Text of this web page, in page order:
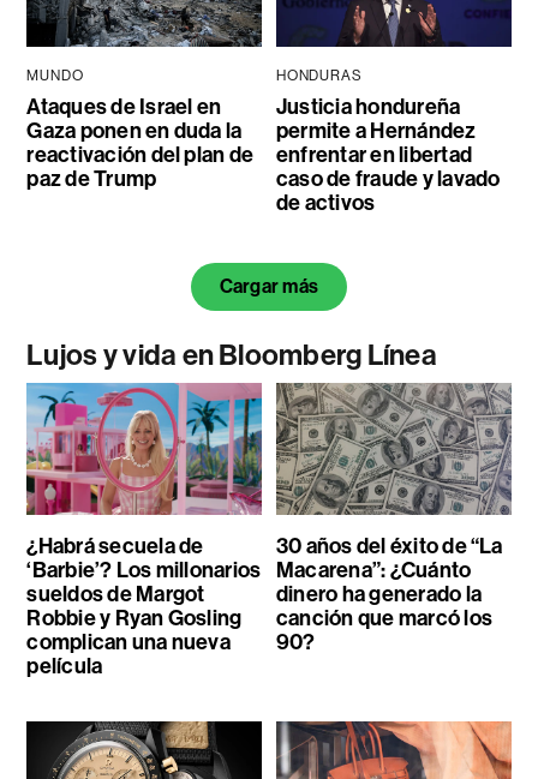
MUNDO
Ataques de Israel en
Gaza ponen en duda la
reactivación del plan de
paz de Trump
HONDURAS
Justicia hondureña
permite a Hernández
enfrentar en libertad
caso de fraude y lavado
de activos
Cargar más
Lujos y vida en Bloomberg Línea
¿Habrá secuela de
‘Barbie’? Los millonarios
sueldos de Margot
Robbie y Ryan Gosling
complican una nueva
película
30 años del éxito de “La
Macarena”: ¿Cuánto
dinero ha generado la
canción que marcó los
90?